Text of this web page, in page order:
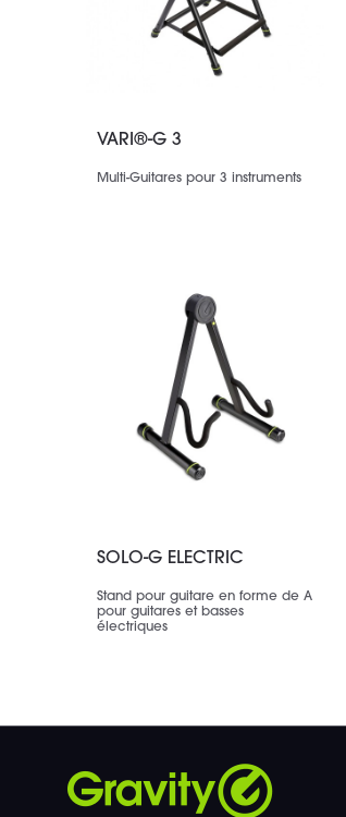
VARI®-G 3
Multi-Guitares pour 3 instruments
SOLO-G ELECTRIC
Stand pour guitare en forme de A
pour guitares et basses
électriques